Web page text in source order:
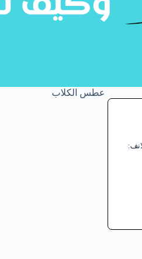
عطس الكلاب